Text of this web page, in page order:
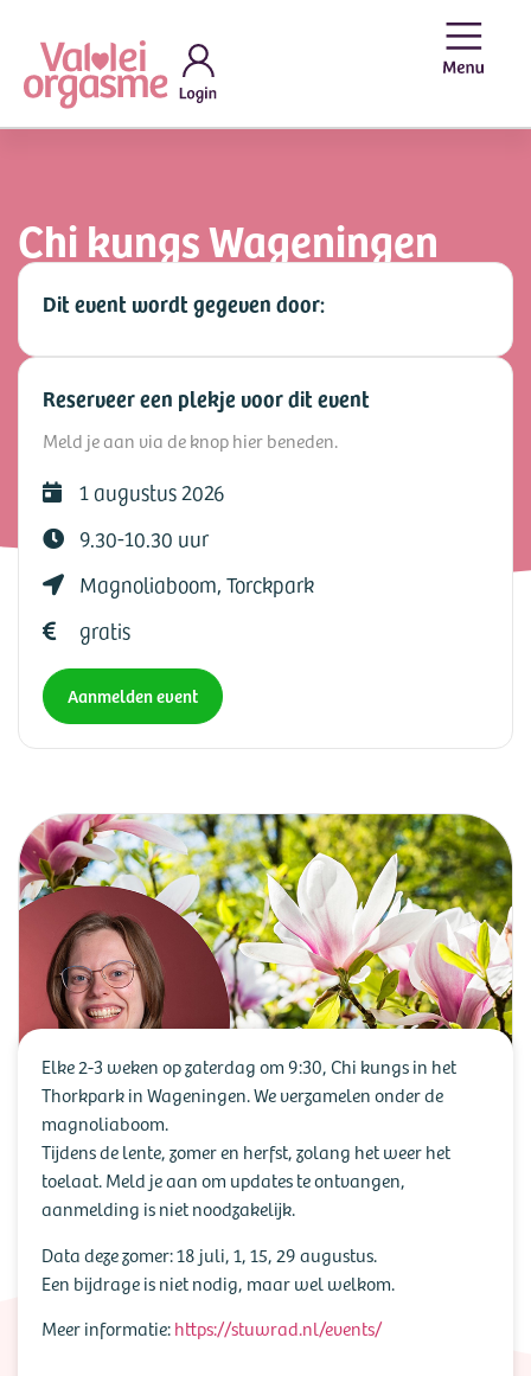
Chi kungs Wageningen
Elke 2-3 weken op zaterdag om 9:30, Chi kungs in het
Thorkpark in Wageningen. We verzamelen onder de
magnoliaboom.
Tijdens de lente, zomer en herfst, zolang het weer het
toelaat. Meld je aan om updates te ontvangen,
aanmelding is niet noodzakelijk.
Data deze zomer: 18 juli, 1, 15, 29 augustus.
Een bijdrage is niet nodig, maar wel welkom.
Meer informatie:https://stuwrad.nl/events/
Chi kungs Wageningen
Dit event wordt gegeven door:
Reserveer een plekje voor dit event
Meld je aan via de knop hier beneden.
1 augustus 2026
9.30-10.30 uur
Magnoliaboom, Torckpark
gratis
Aanmelden event